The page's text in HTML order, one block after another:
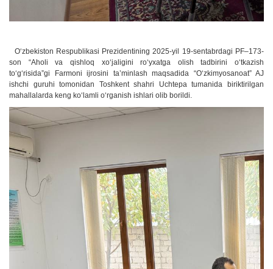
O‘zbekiston Respublikasi Prezidentining 2025-yil 19-sentabrdagi PF–173-
son “Aholi va qishloq xo‘jaligini ro‘yxatga olish tadbirini o‘tkazish
to‘g‘risida”gi Farmoni ijrosini ta’minlash maqsadida “O‘zkimyosanoat” AJ
ishchi guruhi tomonidan Toshkent shahri Uchtepa tumanida biriktirilgan
mahallalarda keng ko‘lamli o‘rganish ishlari olib borildi.